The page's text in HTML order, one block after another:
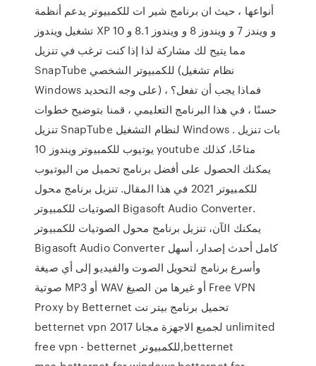
أنواعها ، حيث ان برنامج شير ات للكمبيوتر يدعم أنظمة
تشغيل ويندوز XP و ويندز 7 و ويندوز 8 و ويندوز 8.1 و 10
مما يتيح لك مشاركة لذا إذا كنت ترغب في تنزيل
SnapTube للكمبيوتر الشخصي (نظام تشغيل
Windows على وجه التحديد) ، فماذا يجب أن تفعل؟
حسنًا ، في هذا البرنامج التعليمي ، قمنا بتوضيح خطوات
تنزيل SnapTube لنظام التشغيل Windows . بات تنزيل
يوتيوب للكمبيوتر ويندوز 10 youtube متاحًا، كذلك
يمكنك الحصول على أفضل برنامج تحميل من اليوتيوب
للكمبيوتر 2021 في هذا المقال. تنزيل برنامج محول
الصوتيات للكمبيوتر Bigasoft Audio Converter.
يمكنك الآن، تنزيل برنامج محول الصوتيات للكمبيوتر
Bigasoft Audio Converter كامل أحدث إصدار، أسهل
وأسرع برنامج لتحويل الصوت والفيديو إلى أي صيغة
صوتية MP3 أو WAV أو غيرها من الصيغ Free VPN
Proxy by Betternet تحميل برنامج بيتر نت
betternet vpn 2017 لجميع الاجهزة مجانا unlimited
free vpn - betternet للكمبيوتر,betternet